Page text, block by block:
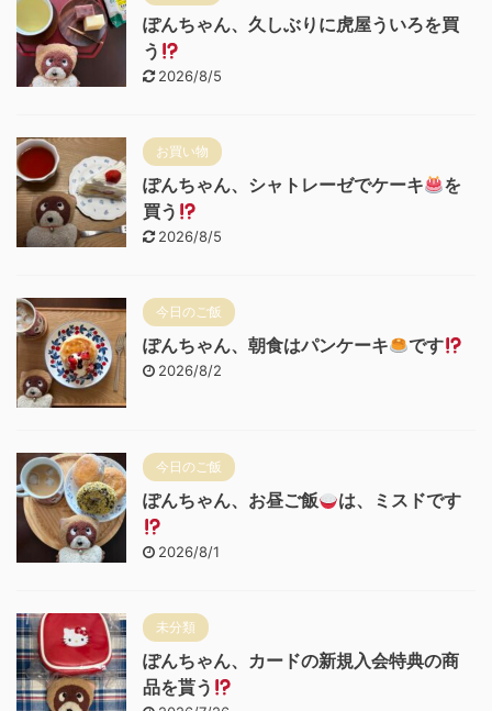
ぽんちゃん、久しぶりに虎屋ういろを買
う
2026/8/5
お買い物
ぽんちゃん、シャトレーゼでケーキ
を
買う
2026/8/5
今日のご飯
ぽんちゃん、朝食はパンケーキ です
2026/8/2
今日のご飯
ぽんちゃん、お昼ご飯 は、ミスドです
2026/8/1
未分類
ぽんちゃん、カードの新規入会特典の商
品を貰う